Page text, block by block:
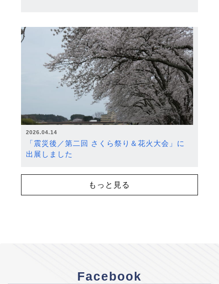
2026.04.14
「震災後／第二回 さくら祭り＆花火大会」に
出展しました
もっと見る
Facebook